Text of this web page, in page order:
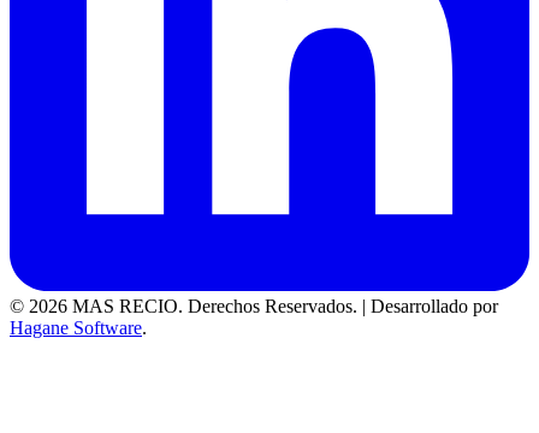
© 2026 MAS RECIO. Derechos Reservados. | Desarrollado por
Hagane Software.